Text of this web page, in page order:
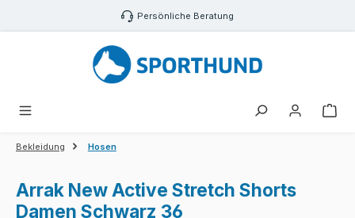
Zum Hauptinhalt springen Persönliche Beratung
Bekleidung Hosen
Arrak New Active Stretch Shorts
Damen Schwarz 36